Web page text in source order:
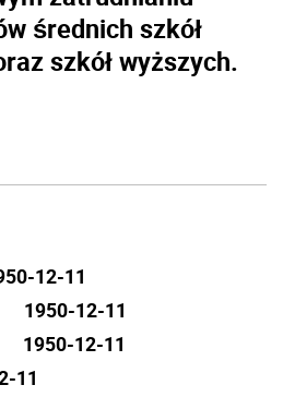
średnich szkół
szkół wyższych.
12-11
1950-12-11
1950-12-11
11